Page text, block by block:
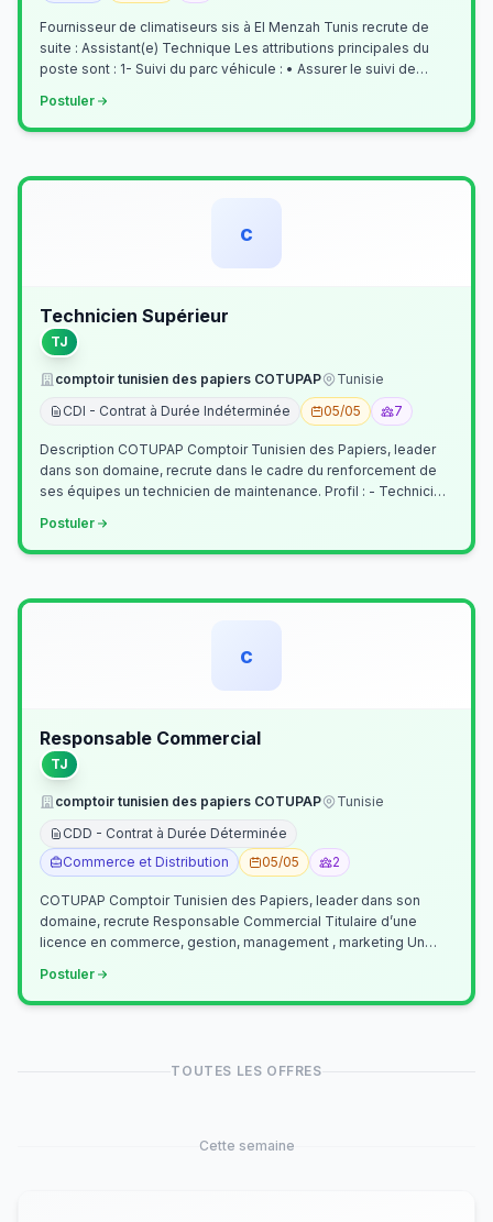
Fournisseur de climatiseurs sis à El Menzah Tunis recrute de
suite : Assistant(e) Technique Les attributions principales du
poste sont : 1- Suivi du parc véhicule : • Assurer le suivi de
Postuler
c
Technicien Supérieur
TJ
comptoir tunisien des papiers COTUPAP
Tunisie
CDI - Contrat à Durée Indéterminée
05/05 7
Description COTUPAP Comptoir Tunisien des Papiers, leader
dans son domaine, recrute dans le cadre du renforcement de
ses équipes un technicien de maintenance. Profil : - Technicien
Postuler
c
Responsable Commercial
TJ
comptoir tunisien des papiers COTUPAP
Tunisie
CDD - Contrat à Durée Déterminée
Commerce et Distribution
05/05 2
COTUPAP Comptoir Tunisien des Papiers, leader dans son
domaine, recrute Responsable Commercial Titulaire d’une
licence en commerce, gestion, management , marketing Un
Postuler
TOUTES LES OFFRES
Cette semaine